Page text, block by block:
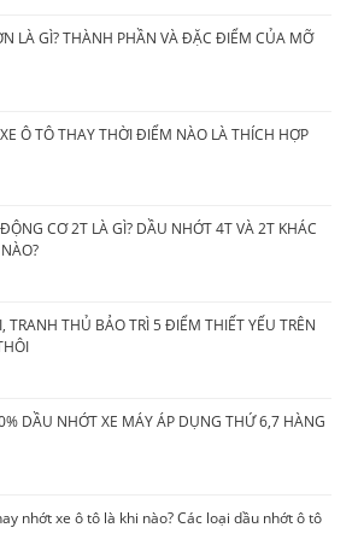
LÀ GÌ? THÀNH PHẦN VÀ ĐẶC ĐIỂM CỦA MỠ
Ô TÔ THAY THỜI ĐIỂM NÀO LÀ THÍCH HỢP
CƠ 2T LÀ GÌ? DẦU NHỚT 4T VÀ 2T KHÁC
TRANH THỦ BẢO TRÌ 5 ĐIỂM THIẾT YẾU TRÊN
DẦU NHỚT XE MÁY ÁP DỤNG THỨ 6,7 HÀNG
nhớt xe ô tô là khi nào? Các loại dầu nhớt ô tô